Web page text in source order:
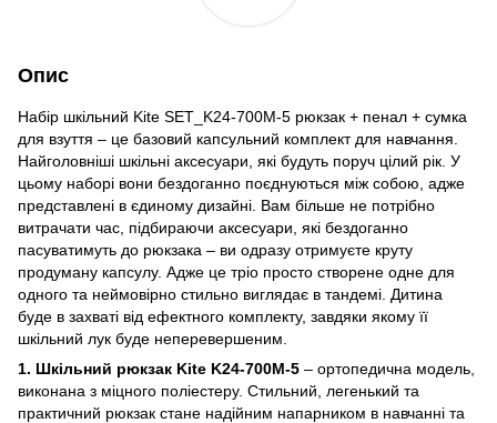
Опис
Набір шкільний Kite SET_K24-700M-5 рюкзак + пенал + сумка
для взуття – це базовий капсульний комплект для навчання.
Найголовніші шкільні аксесуари, які будуть поруч цілий рік. У
цьому наборі вони бездоганно поєднуються між собою, адже
представлені в єдиному дизайні. Вам більше не потрібно
витрачати час, підбираючи аксесуари, які бездоганно
пасуватимуть до рюкзака – ви одразу отримуєте круту
продуману капсулу. Адже це тріо просто створене одне для
одного та неймовірно стильно виглядає в тандемі. Дитина
буде в захваті від ефектного комплекту, завдяки якому її
шкільний лук буде неперевершеним.
1. Шкільний рюкзак Kite K24-700M-5 – ортопедична модель,
виконана з міцного поліестеру. Стильний, легенький та
практичний рюкзак стане надійним напарником в навчанні та